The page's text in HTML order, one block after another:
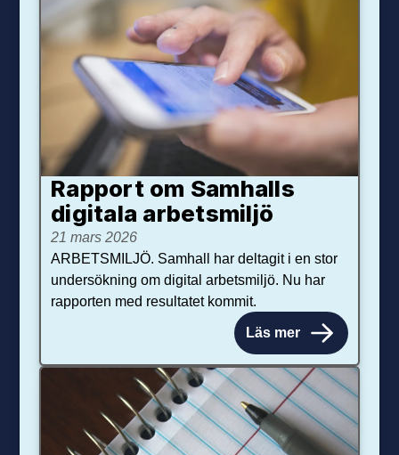
Rapport om Samhalls
digitala arbetsmiljö
21 mars 2026
ARBETSMILJÖ. Samhall har deltagit i en stor
undersökning om digital arbetsmiljö. Nu har
rapporten med resultatet kommit.
Läs mer